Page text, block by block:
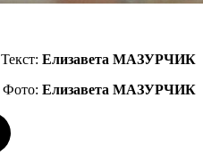
Текст: Елизавета МАЗУРЧИК
Фото: Елизавета МАЗУРЧИК